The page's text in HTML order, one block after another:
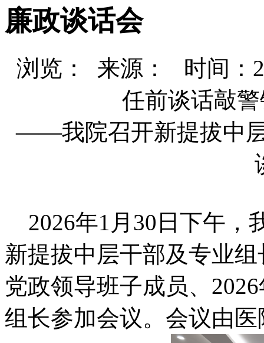
廉政谈话会
浏览：
来源： 时间：
任前谈话敲
——我院召开新提拔中
2026年1月30日下午，
新提拔中层干部及专业
党政领导班子成员、
组长参加会议。会议由